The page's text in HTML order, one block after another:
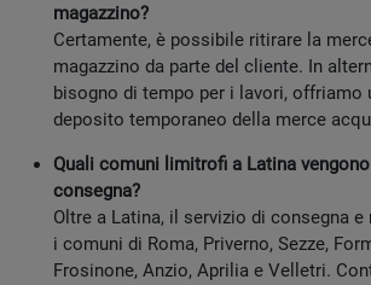
magazzino?
Certamente, è possibile ritirare la
magazzino da parte del cliente. In
bisogno di tempo per i lavori, offriamo
deposito temporaneo della merce
Quali comuni limitrofi a Latina
consegna?
Oltre a Latina, il servizio di consegna
i comuni di Roma, Priverno, Sezze,
Frosinone, Anzio, Aprilia e Velletri.